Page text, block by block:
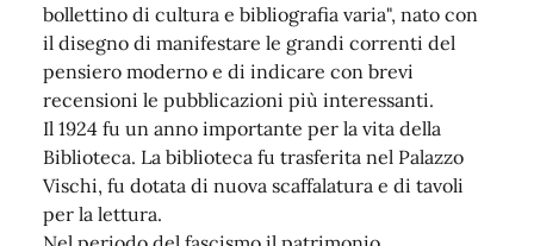
bollettino di cultura e bibliografia varia", nato con
il disegno di manifestare le grandi correnti del
pensiero moderno e di indicare con brevi
recensioni le pubblicazioni più interessanti.
Il 1924 fu un anno importante per la vita della
Biblioteca. La biblioteca fu trasferita nel Palazzo
Vischi, fu dotata di nuova scaffalatura e di tavoli
per la lettura.